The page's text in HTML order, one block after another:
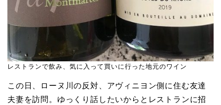
レストランで飲み、気に入って買いに行った地元のワイン
この日、ローヌ川の反対、アヴィニヨン側に住む友達
夫妻を訪問。ゆっくり話したいからとレストランに招